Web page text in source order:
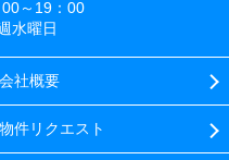
～19：00
水曜日
会社概要
物件リクエスト